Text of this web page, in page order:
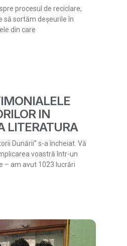
procesul de reciclare,
să sortăm deșeurile în
din care
IN
LITERATURA
Dunării” s-a încheiat. Vă
voastră într-un
– am avut 1023 lucrări